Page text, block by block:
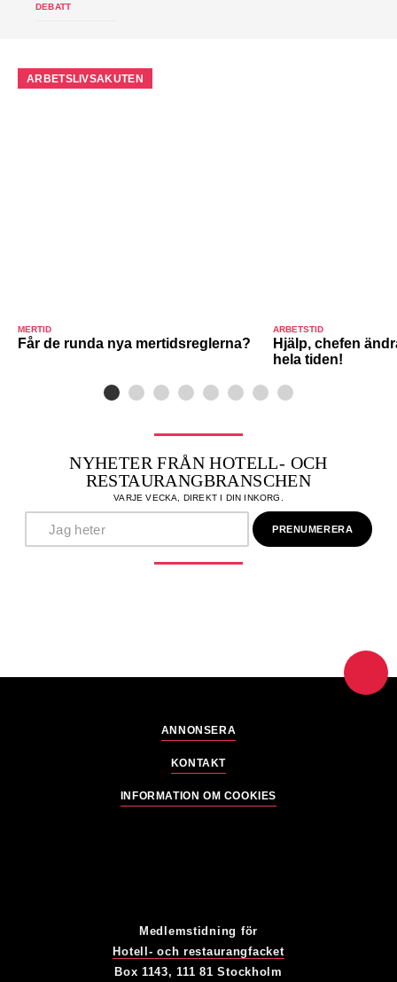
DEBATT
ARBETSLIVSAKUTEN
MERTID
Får de runda nya mertidsreglerna?
ARBETSTID
Hjälp, chefen
hela tiden!
NYHETER FRÅN HOTELL- OCH
RESTAURANGBRANSCHEN
VARJE VECKA, DIREKT I DIN INKORG.
ANNONSERA
KONTAKT
INFORMATION OM COOKIES
Medlemstidning för
Hotell- och restaurangfacket
Box 1143, 111 81 Stockholm